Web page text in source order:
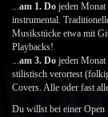
...am 1. Do jeden
instrumental.
Musikstücke etwa mit
Playbacks!
...am 3. Do jeden Monat
stilistisch verortest
Covers. Alle oder fast
Du willst bei einer Open